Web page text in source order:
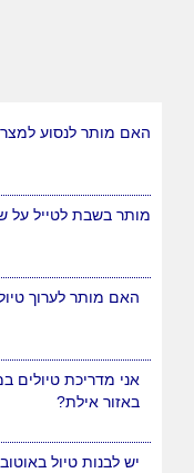
יש לבנות טיול
האם מותר לנסוע
מותר בשבת לטייל
האם מותר לערוך
אני מדריכת טיולים